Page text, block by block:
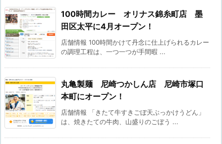
100時間カレー オリナス錦糸町店 墨
田区太平に4月オープン！
店舗情報 100時間かけて丹念に仕上げられるカレー
の調理工程は、一つ一つが手間暇 ...
丸亀製麺 尼崎つかしん店 尼崎市塚口
本町にオープン！
店舗情報 「きたて牛すきごぼ天ぶっかけうどん」
は、焼きたての牛肉、山盛りのごぼう ...